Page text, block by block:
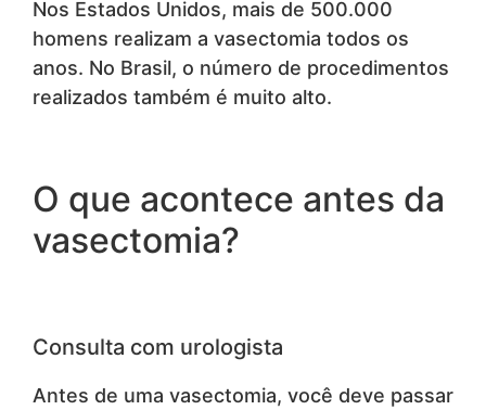
Nos Estados Unidos, mais de 500.000
homens realizam a vasectomia todos os
anos. No Brasil, o número de procedimentos
realizados também é muito alto.
O que acontece antes da
vasectomia?
Consulta com urologista
Antes de uma vasectomia, você deve passar